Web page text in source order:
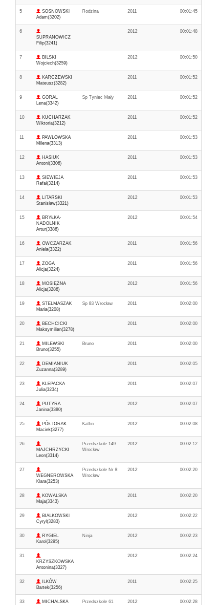
5
SOSNOWSKI
Adam(3202)
Rodzina 2011 00:01:45
6
SUPRANOWICZ
Filip(3241)
2012 00:01:48
7
BILSKI
Wojciech(3259)
2012 00:01:50
8
KARCZEWSKI
Mateusz(3282)
2011 00:01:52
9
GORAL
Lena(3342)
Sp Tyniec Mały 2011 00:01:52
10
KUCHARZAK
Wiktoria(3212)
2011 00:01:52
11
PAWŁOWSKA
Milena(3313)
2011 00:01:53
12
HASIUK
Antoni(3306)
2011 00:01:53
13
SIEWIEJA
Rafał(3214)
2011 00:01:53
14
LITARSKI
Stanisław(3321)
2012 00:01:53
15
BRYŁKA-
NADOLNIK
Artur(3386)
2012 00:01:54
16
OWCZARZAK
Aniela(3322)
2011 00:01:56
17
ZOGA
Alicja(3224)
2011 00:01:56
18
MOSIĘŻNA
Alicja(3286)
2012 00:01:56
19
STELMASZAK
Maria(3208)
Sp 83 Wrocław 2011 00:02:00
20
BECHCICKI
Maksymilian(3278)
2011 00:02:00
21
MILEWSKI
Bruno(3255)
Bruno 2011 00:02:00
22
DEMIANIUK
Zuzanna(3289)
2011 00:02:05
23
KLEPACKA
Julia(3234)
2011 00:02:07
24
PUTYRA
Janina(3380)
2012 00:02:07
25
PÓŁTORAK
Maciek(3277)
Katfin 2012 00:02:08
26
MAJCHRZYCKI
Leon(3314)
Przedszkole 149
Wrocław
2012 00:02:12
27
WEGNEROWSKA
Klara(3253)
Przedszkole Nr 8
Wrocław
2012 00:02:20
28
KOWALSKA
Maja(3343)
2011 00:02:20
29
BIALKOWSKI
Cyryl(3283)
2012 00:02:22
30
RYGIEL
Karol(3295)
Ninja 2012 00:02:23
31
KRZYSZKOWSKA
Antonina(3327)
2012 00:02:24
32
ILKÓW
Bartek(3256)
2011 00:02:25
33 MICHALSKA Przedszkole 61 2012 00:02:28